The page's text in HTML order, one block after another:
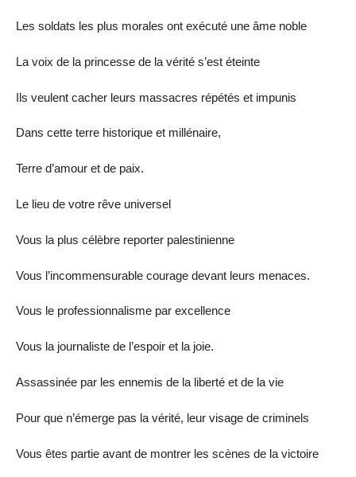
Les soldats les plus morales ont exécuté une âme noble
La voix de la princesse de la vérité s’est éteinte
Ils veulent cacher leurs massacres répétés et impunis
Dans cette terre historique et millénaire,
Terre d’amour et de paix.
Le lieu de votre rêve universel
Vous la plus célèbre reporter palestinienne
Vous l’incommensurable courage devant leurs menaces.
Vous le professionnalisme par excellence
Vous la journaliste de l’espoir et la joie.
Assassinée par les ennemis de la liberté et de la vie
Pour que n’émerge pas la vérité, leur visage de criminels
Vous êtes partie avant de montrer les scènes de la victoire